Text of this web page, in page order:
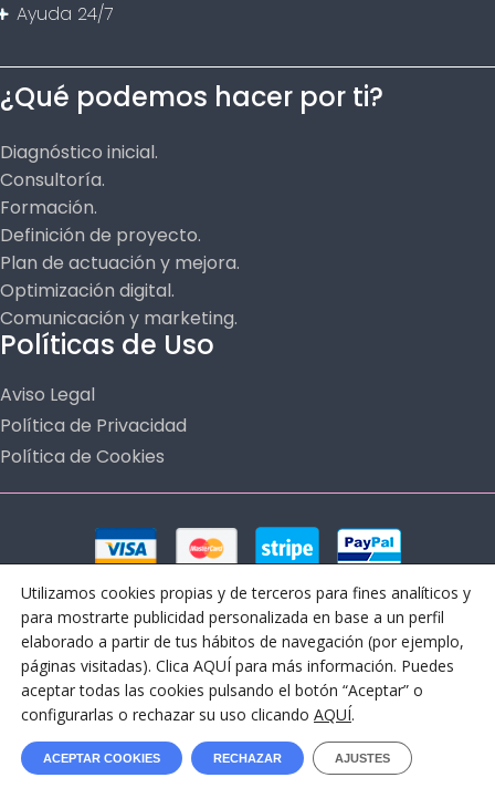
Ayuda 24/7
¿Qué podemos hacer por ti?
Diagnóstico inicial.
Consultoría.
Formación.
Definición de proyecto.
Plan de actuación y mejora.
Optimización digital.
Comunicación y marketing.
Políticas de Uso
Aviso Legal
Política de Privacidad
Política de Cookies
© Copyright 2024 OLEOTICKET – All Rights Reserved
Oleoticket es una Marca Registrada propiedad de Touristic
Development Extra Virgin S.L. C.I.AN-237500-3
Utilizamos cookies propias y de terceros para fines analíticos y
para mostrarte publicidad personalizada en base a un perfil
elaborado a partir de tus hábitos de navegación (por ejemplo,
páginas visitadas). Clica AQUÍ para más información. Puedes
aceptar todas las cookies pulsando el botón “Aceptar” o
configurarlas o rechazar su uso clicando AQUÍ.
ACEPTAR COOKIES RECHAZAR AJUSTES